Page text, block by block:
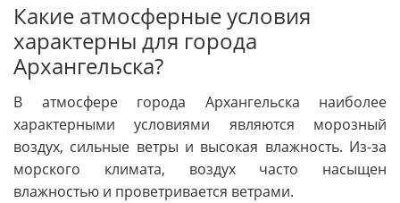
Какие атмосферные условия
характерны для города
Архангельска?
В атмосфере города Архангельска наиболее
характерными условиями являются морозный
воздух, сильные ветры и высокая влажность. Из-за
морского климата, воздух часто насыщен
влажностью и проветривается ветрами.